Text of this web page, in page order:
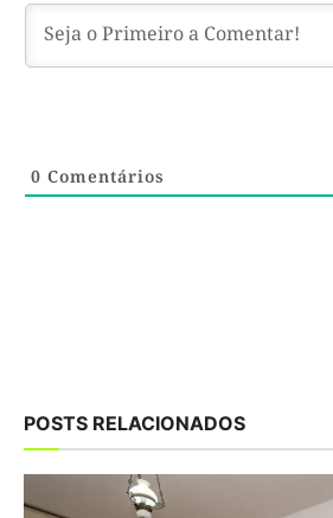
0 Comentários
POSTS RELACIONADOS